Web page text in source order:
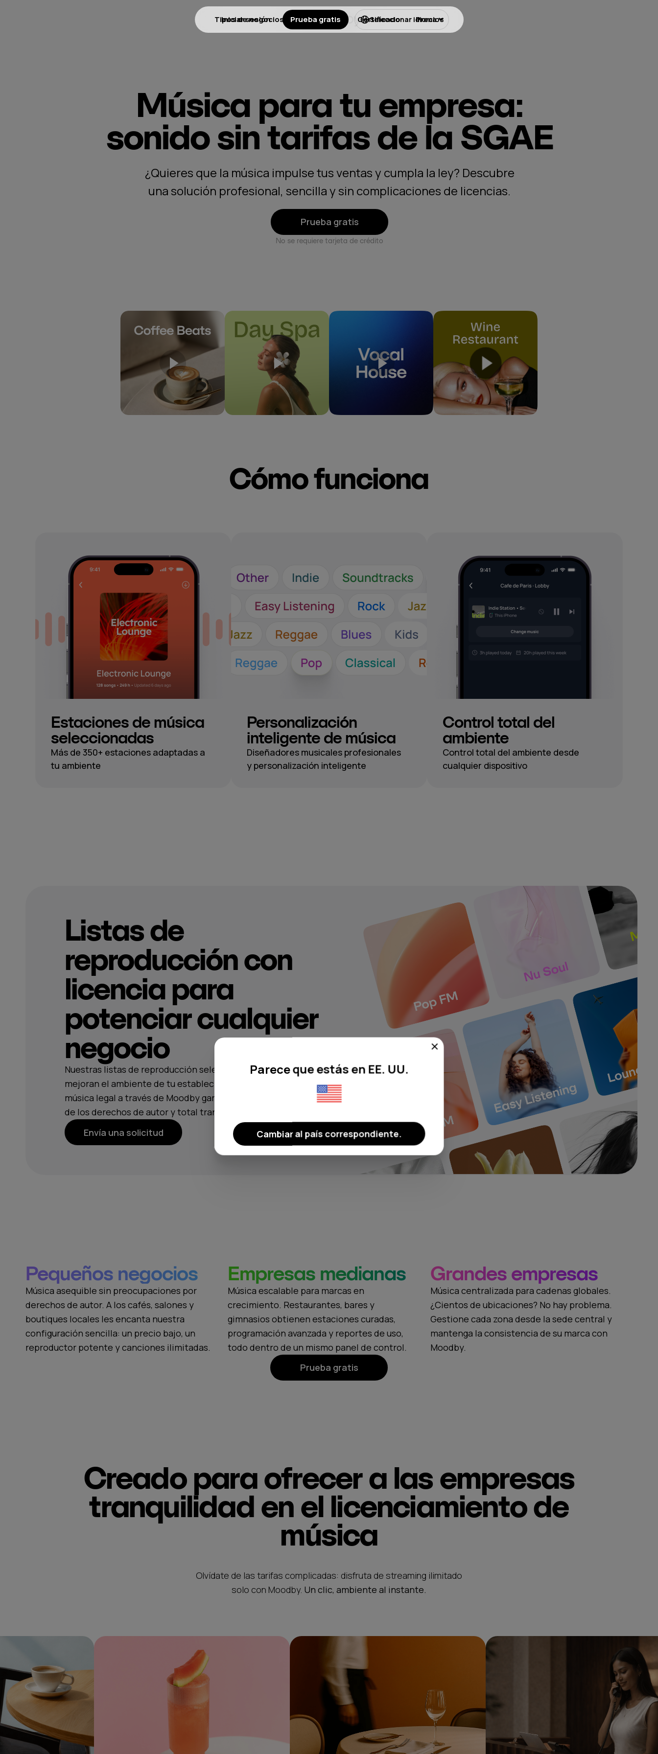
Música para tu empresa:
sonido sin tarifas de la SGAE
¿Quieres que la música impulse tus ventas y cumpla la ley? Descubre
una solución profesional, sencilla y sin complicaciones de licencias.
Prueba gratis
No se requiere tarjeta de crédito
Estaciones de música
seleccionadas
Más de 350+ estaciones adaptadas a
tu ambiente
Personalización
inteligente de música
Diseñadores musicales profesionales
y personalización inteligente
Control total del
ambiente
Control total del ambiente desde
cualquier dispositivo
Cómo funciona
Listas de
reproducción con
licencia para
potenciar cualquier
negocio
Nuestras listas de reproducción seleccionadas por expertos
mejoran el ambiente de tu establecimiento. El streaming de
música legal a través de Moodby garantiza el cumplimiento total
de los derechos de autor y total tranquilidad.
Envía una solicitud
Pequeños negocios
Música asequible sin preocupaciones por
derechos de autor. A los cafés, salones y
boutiques locales les encanta nuestra
configuración sencilla: un precio bajo, un
reproductor potente y canciones ilimitadas.
Empresas medianas
Música escalable para marcas en
crecimiento. Restaurantes, bares y
gimnasios obtienen estaciones curadas,
programación avanzada y reportes de uso,
todo dentro de un mismo panel de control.
Grandes empresas
Música centralizada para cadenas globales.
¿Cientos de ubicaciones? No hay problema.
Gestione cada zona desde la sede central y
mantenga la consistencia de su marca con
Moodby.
Prueba gratis
Creado para ofrecer a las empresas
tranquilidad en el licenciamiento de
música
Olvídate de las tarifas complicadas: disfruta de streaming ilimitado
solo con Moodby. Un clic, ambiente al instante.
Tipos de negocios Licencias Certificado Precios
Iniciar sesión Prueba gratis Seleccionar idioma
Parece que estás en EE. UU.
Cambiar al país correspondiente.